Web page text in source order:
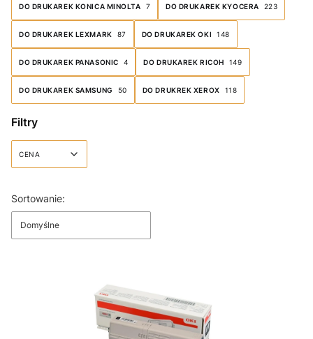
DO DRUKAREK KONICA MINOLTA 7 DO DRUKAREK KYOCERA 223
DO DRUKAREK LEXMARK 87 DO DRUKAREK OKI 148
DO DRUKAREK PANASONIC 4 DO DRUKAREK RICOH 149
DO DRUKAREK SAMSUNG 50 DO DRUKREK XEROX 118
Filtry
CENA
Lista produktów
Sortowanie:
Domyślne